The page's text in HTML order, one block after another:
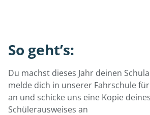
So geht’s:
Du machst dieses Jahr deinen
melde dich in unserer Fahrschule
an und schicke uns eine Kopie deines
Schülerausweises an